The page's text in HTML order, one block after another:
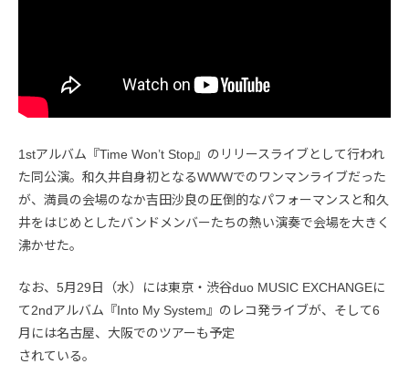
1stアルバム『Time Won’t Stop』のリリースライブとして行われ
た同公演。和久井自身初となるWWWでのワンマンライブだった
が、満員の会場のなか吉田沙良の圧倒的なパフォーマンスと和久
井をはじめとしたバンドメンバーたちの熱い演奏で会場を大きく
沸かせた。
なお、5月29日（水）には東京・渋谷duo MUSIC EXCHANGEに
て2ndアルバム『Into My System』のレコ発ライブが、そして6
月には名古屋、大阪でのツアーも予定
されている。